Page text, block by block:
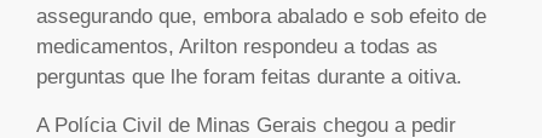
assegurando que, embora abalado e sob efeito de
medicamentos, Arilton respondeu a todas as
perguntas que lhe foram feitas durante a oitiva.
A Polícia Civil de Minas Gerais chegou a pedir